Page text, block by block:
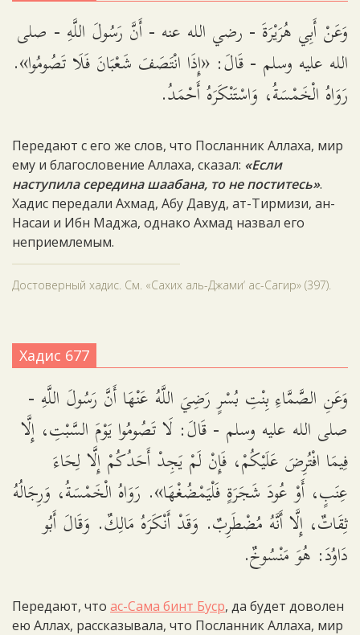
وَعَنْ أَبِي هُرَيْرَةَ - رضي الله عنه - أَنَّ رَسُولَ اللَّهِ - صلى
الله عليه وسلم - قَالَ: «إِذَا انْتَصَفَ شَعْبَانَ فَلَا تَصُومُوا».
رَوَاهُ الْخَمْسَةُ، وَاسْتَنْكَرَهُ أَحْمَدُ.
Передают с его же слов, что Посланник Аллаха, мир
ему и благословение Аллаха, сказал: «Если
наступила середина шаабана, то не поститесь».
Хадис передали Ахмад, Абу Давуд, ат-Тирмизи, ан-
Насаи и Ибн Маджа, однако Ахмад назвал его
неприемлемым.
Достоверный хадис. См. «Сахих аль-Джами‘ ас­-Сагир» (397).
Хадис 677
وَعَنِ الصَّمَّاءِ بِنْتِ بُسْرٍ رَضِيَ اللَّهُ عَنْهَا أَنَّ رَسُولَ اللَّهِ -
صلى الله عليه وسلم - قَالَ: لَا تَصُومُوا يَوْمَ السَّبْتِ، إِلَّا
فِيمَا افْتُرِضَ عَلَيْكُمْ، فَإِنْ لَمْ يَجِدْ أَحَدُكُمْ إِلَّا لِحَاءَ
عِنَبٍ، أَوْ عُودَ شَجَرَةٍ فَلْيَمْضُغْهَا». رَوَاهُ الْخَمْسَةُ، وَرِجَالُهُ
ثِقَاتٌ، إِلَّا أَنَّهُ مُضْطَرِبٌ. وَقَدْ أَنْكَرَهُ مَالِكٌ. وَقَالَ أَبُو
دَاوُدَ: هُوَ مَنْسُوخٌ.
Передают, что ас-Сама бинт Буср, да будет доволен
ею Аллах, рассказывала, что Посланник Аллаха, мир